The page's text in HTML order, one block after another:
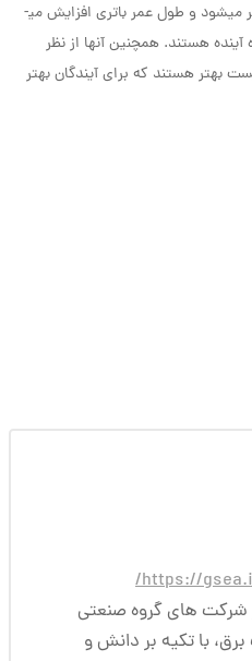
پیشرفت فناوری آنها زمان شارژ کوتاه­تر می­شود و طول عمر باتری افزایش می­
آینده هستند. همچنین آنها از نظر
بهتر هستند که برای آیندگان بهتر
https://
های گروه صنعتی
با تکیه بر دانش و